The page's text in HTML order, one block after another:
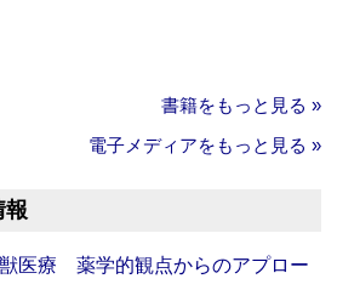
書籍をもっと見る »
電子メディアをもっと見る »
報
獣医療 薬学的観点からのアプロー